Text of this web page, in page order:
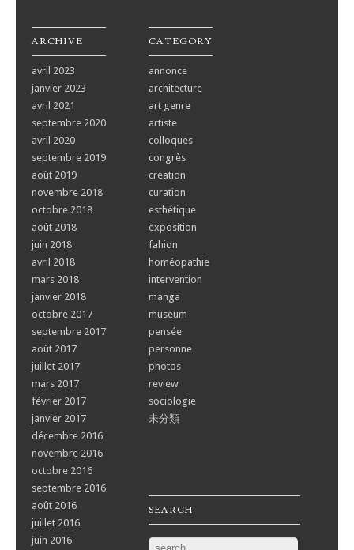
ARCHIVE
avril 2023
janvier 2023
avril 2021
septembre 2020
avril 2020
septembre 2019
août 2019
novembre 2018
octobre 2018
août 2018
juin 2018
avril 2018
mars 2018
janvier 2018
octobre 2017
septembre 2017
août 2017
juillet 2017
mars 2017
février 2017
janvier 2017
décembre 2016
novembre 2016
octobre 2016
septembre 2016
août 2016
juillet 2016
juin 2016
CATEGORY
annonce
architecture
art genre
artiste
colloques
congrès
creation
curation
esthétique
exposition
fahion
homéopathie
intervention
manga
museum
pensée
personne
photos
review
sociologie
未分類
SEARCH
Search